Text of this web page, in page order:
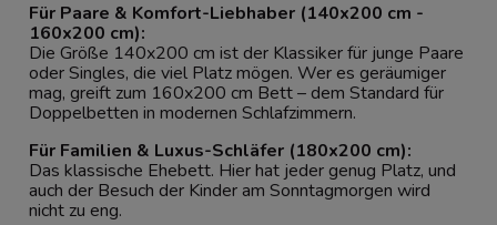
Für Paare & Komfort-Liebhaber (140x200 cm -
160x200 cm):
Die Größe 140x200 cm ist der Klassiker für junge Paare
oder Singles, die viel Platz mögen. Wer es geräumiger
mag, greift zum 160x200 cm Bett – dem Standard für
Doppelbetten in modernen Schlafzimmern.
Für Familien & Luxus-Schläfer (180x200 cm):
Das klassische Ehebett. Hier hat jeder genug Platz, und
auch der Besuch der Kinder am Sonntagmorgen wird
nicht zu eng.